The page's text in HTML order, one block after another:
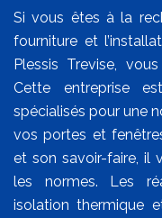
Si vous êtes à la
fourniture et
Plessis Trevise,
Cette entreprise
spécialisés pour une
vos portes et
et son savoir-faire, il
les normes. Les
isolation thermique